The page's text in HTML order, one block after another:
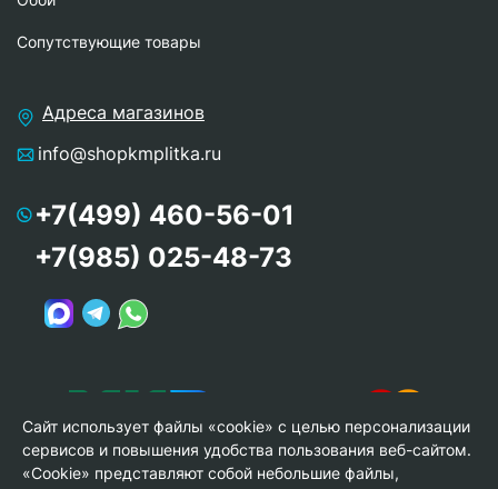
Сопутствующие товары
Адреса магазинов
info@shopkmplitka.ru
+7(499) 460-56-01
+7(985) 025-48-73
Сайт использует файлы «cookie» с целью персонализации
сервисов и повышения удобства пользования веб-сайтом.
«Cookie» представляют собой небольшие файлы,